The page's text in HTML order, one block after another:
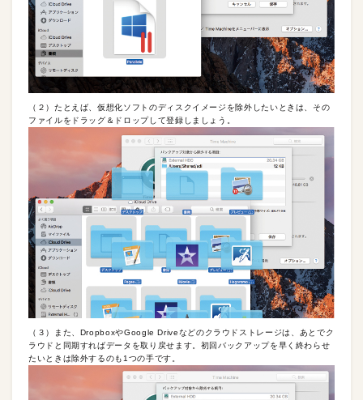
（２）たとえば、仮想化ソフトのディスクイメージを除外したいときは、その
ファイルをドラッグ＆ドロップして登録しましょう。
（３）また、DropboxやGoogle Driveなどのクラウドストレージは、あとでク
ラウドと同期すればデータを取り戻せます。初回バックアップを早く終わらせ
たいときは除外するのも1つの手です。